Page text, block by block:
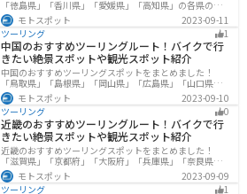
「徳島県」「香川県」「愛媛県」「高知県」の各県の観
光地紹介します。自然豊かな山々や湖、温泉地が点在
し、四季折々の景色を楽しめるスポットが多数ありま
す。バイクで四国にツーリングに行く際は参考にしてく
ださい。
モトスポット
2023-09-11
ツーリング
1
中国のおすすめツーリングルート！バイクで行
きたい絶景スポットや観光スポット紹介
中国のおすすめツーリングスポットをまとめました！
「鳥取県」「島根県」「岡山県」「広島県」「山口県」
の各県の観光地紹介します。自然豊かな山々や湖、温泉
地が点在し、四季折々の景色を楽しめるスポットが多数
あります。バイクで中国にツーリングに行く際は参考に
してください。
モトスポット
2023-09-10
ツーリング
0
近畿のおすすめツーリングルート！バイクで行
きたい絶景スポットや観光スポット紹介
近畿のおすすめツーリングスポットをまとめました！
「滋賀県」「京都府」「大阪府」「兵庫県」「奈良県」
「和歌山」の各県の観光地紹介します。自然豊かな山々
や湖、温泉地が点在し、四季折々の景色を楽しめるスポ
モトスポット
2023-09-09
ツーリング
1